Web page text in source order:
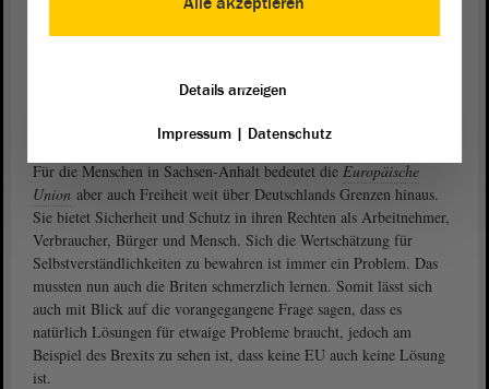
Aufbau des Landes nach 1990 ohne die Hilfe der EU so nicht
Für die Menschen in Sachsen-Anhalt bedeutet die Europäische
Union aber auch Freiheit weit über Deutschlands Grenzen hinaus.
Sie bietet Sicherheit und Schutz in ihren Rechten als Arbeitnehmer,
Verbraucher, Bürger und Mensch. Sich die Wertschätzung für
Selbstverständlichkeiten zu bewahren ist immer ein Problem. Das
mussten nun auch die Briten schmerzlich lernen. Somit lässt sich
auch mit Blick auf die vorangegangene Frage sagen, dass es
natürlich Lösungen für etwaige Probleme braucht, jedoch am
Beispiel des Brexits zu sehen ist, dass keine EU auch keine Lösung
ist.
Details anzeigen
Impressum| Datenschutz